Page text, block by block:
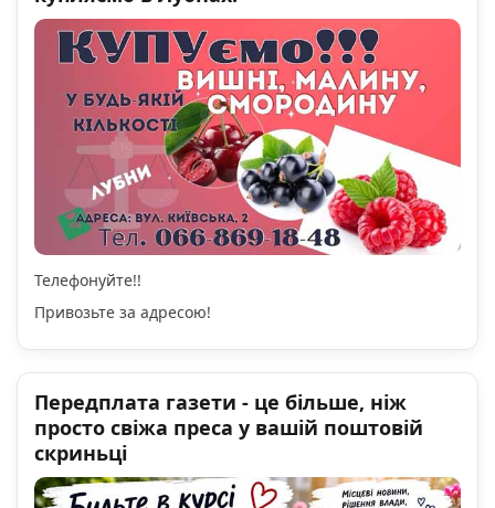
Телефонуйте!!
Привозьте за адресою!
Передплата газети - це більше, ніж
просто свіжа преса у вашій поштовій
скриньці